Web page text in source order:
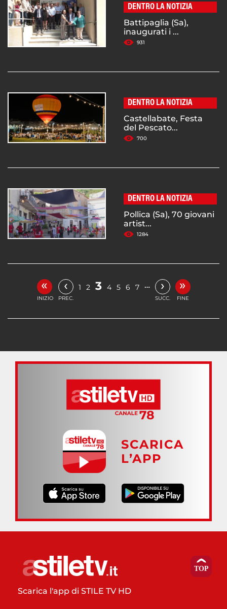
DENTRO LA NOTIZIA
Battipaglia (Sa),
inaugurati i ...
931
DENTRO LA NOTIZIA
Castellabate, Festa
del Pescato...
700
DENTRO LA NOTIZIA
Pollica (Sa), 70 giovani
artist...
1284
«
INIZIO
‹
PREC.
1 2 3 4 5 6 7 … ›
SUCC.
»
FINE
SCARICA
L’APP
Scarica l'app di STILE TV HD